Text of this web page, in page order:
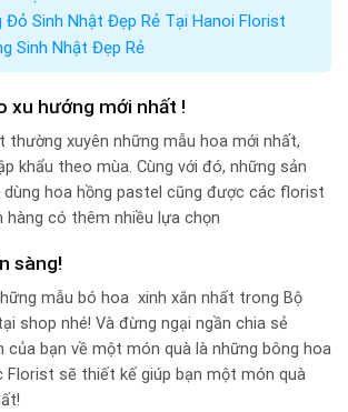
Đỏ Sinh Nhật Đẹp Rẻ Tại Hanoi Florist
Sinh Nhật Đẹp Rẻ
xu hướng mới nhất !
thường xuyên những mẫu hoa mới nhất,
khẩu theo mùa. Cùng với đó, những sản
hoa hồng pastel cũng được các florist
hàng có thêm nhiều lựa chọn
sàng!
mẫu bó hoa xinh xắn nhất trong Bộ
shop nhé! Và đừng ngại ngần chia sẻ
của bạn về một món quà là những bông hoa
Florist sẽ thiết kế giúp bạn một món quà